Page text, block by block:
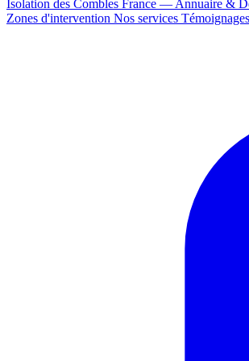
Isolation des Combles France — Annuaire &
Zones d'intervention Nos services Témoignages